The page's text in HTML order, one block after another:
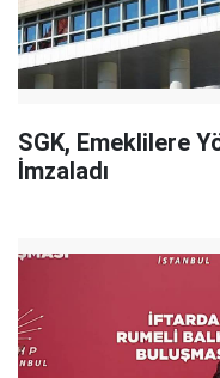
SGK, Emeklilere
İmzaladı